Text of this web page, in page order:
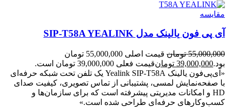
مقایسه
آی پی فون یالینک مدل SIP-T58A YEALINK
55,000,000 تومان
قیمت اصلی 55,000,000 تومان
بود.39,000,000 تومانقیمت فعلی 39,000,000 تومان است.
«آی‌پی‌فون یالینک Yealink SIP‑T58A یک تلفن تحت شبکه حرفه‌ای
با صفحه‌نمایش لمسی، پشتیبانی از تماس تصویری، کیفیت صدای
HD و امکانات مدیریتی پیشرفته است که برای سازمان‌ها و
کسب‌وکارهای حرفه‌ای طراحی شده است.»